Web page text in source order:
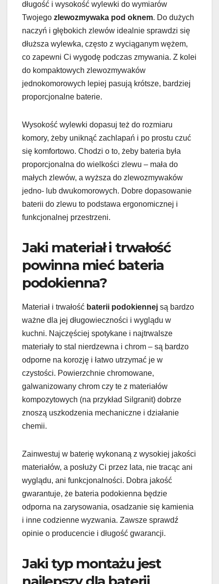
długość i wysokość wylewki do wymiarów
Twojego zlewozmywaka pod oknem. Do dużych
naczyń i głębokich zlewów idealnie sprawdzi się
dłuższa wylewka, często z wyciąganym wężem,
co zapewni Ci wygodę podczas zmywania. Z kolei
do kompaktowych zlewozmywaków
jednokomorowych lepiej pasują krótsze, bardziej
proporcjonalne baterie.
Wysokość wylewki dopasuj też do rozmiaru
komory, żeby uniknąć zachlapań i po prostu czuć
się komfortowo. Chodzi o to, żeby bateria była
proporcjonalna do wielkości zlewu – mała do
małych zlewów, a wyższa do zlewozmywaków
jedno- lub dwukomorowych. Dobre dopasowanie
baterii do zlewu to podstawa ergonomicznej i
funkcjonalnej przestrzeni.
Jaki materiał i trwałość
powinna mieć bateria
podokienna?
Materiał i trwałość baterii podokiennej są bardzo
ważne dla jej długowieczności i wyglądu w
kuchni. Najczęściej spotykane i najtrwalsze
materiały to stal nierdzewna i chrom – są bardzo
odporne na korozję i łatwo utrzymać je w
czystości. Powierzchnie chromowane,
galwanizowany chrom czy te z materiałów
kompozytowych (na przykład Silgranit) dobrze
znoszą uszkodzenia mechaniczne i działanie
chemii.
Zainwestuj w baterię wykonaną z wysokiej jakości
materiałów, a posłuży Ci przez lata, nie tracąc ani
wyglądu, ani funkcjonalności. Dobra jakość
gwarantuje, że bateria podokienna będzie
odporna na zarysowania, osadzanie się kamienia
i inne codzienne wyzwania. Zawsze sprawdź
opinie o producencie i długość gwarancji.
Jaki typ montażu jest